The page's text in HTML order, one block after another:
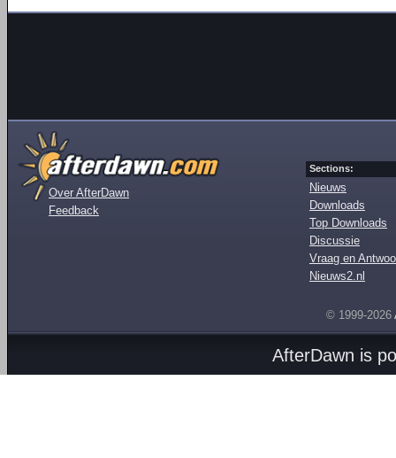
Over AfterDawn
Feedback
Sections:
Nieuws
Downloads
Top Downloads
Discussie
Vraag en
Nieuws2.nl
© 1999-2026
AfterDawn is